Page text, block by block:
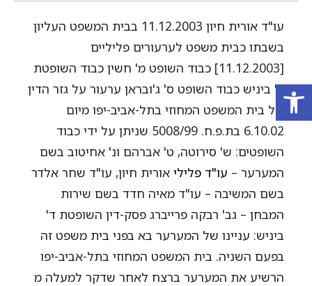
פתח סרגל נגישות
עו"ד אורית חיון 11.12.2003 בבית המשפט העליון
בשבתו כבית משפט לערעורים פליליים
[11.12.2003] כבוד השופט מ' חשין כבוד השופטת
ד' ביניש כבוד השופט ס' ג'ובראן ערעור על גזר הדין
של בית המשפט המחוזי בתל-אביב-יפו מיום
6.10.02 בת.פ.ח. 5008/99 שניתן על ידי כבוד
השופטים: ש' סירוטה, ט' אברהם ונ' אחיטוב בשם
המערער – עו"ד פלילי אורית חיון, עו"ד שחר אלדר
בשם המשיבה – עו"ד מאיה חדד בשם שירות
המבחן – גב' רבקה פרייברג פסק-דין השופטת ד'
ביניש: עניינו של המערער בא בפני בית משפט זה
בפעם השניה. בית המשפט המחוזי בתל-אביב-יפו
הרשיע את המערער ברצח לאחר שדקר למעלה מ